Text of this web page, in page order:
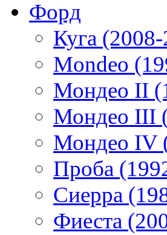
Форд
Куга
Mondeo
Мондео II
Мондео III
Мондео IV
Проба
Сиерра
Фиеста